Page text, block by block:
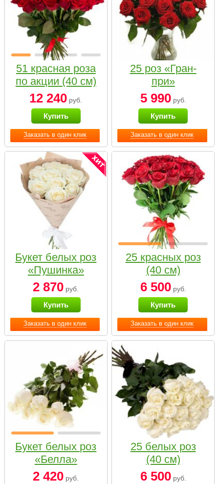
Заказать в один клик
51 красная роза
по акции (40 см)
12 240 руб.
Купить
Заказать в один клик
25 роз «Гран-
при»
5 990руб.
Купить
Заказать в один клик
Букет белых роз
«Пушинка»
2 870 руб.
Купить
Заказать в один клик
25 красных роз
(40 см)
6 500руб.
Купить
Букет белых роз
«Белла»
2 420 руб.
25 белых роз
(40 см)
6 500руб.